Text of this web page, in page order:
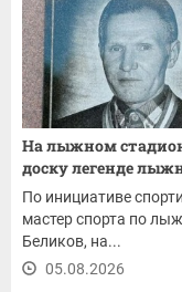
На лыжном
доску легенде
По инициативе
мастер спорта по
Беликов, на...
05.08.2026